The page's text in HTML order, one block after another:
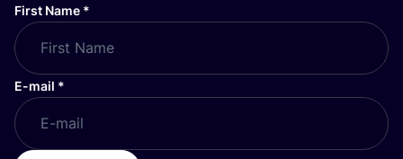
First Name *
E-mail *